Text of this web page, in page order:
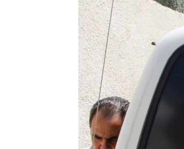
КРЫМ.НЕПОКОРЕННЫЙ
УКРАИНСКАЯ ПРОБЛЕМА КРЫМА